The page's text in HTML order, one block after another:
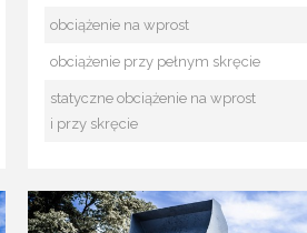
obciążenie na wprost
obciążenie przy pełnym skręcie
statyczne obciążenie na wprost
i przy skręcie